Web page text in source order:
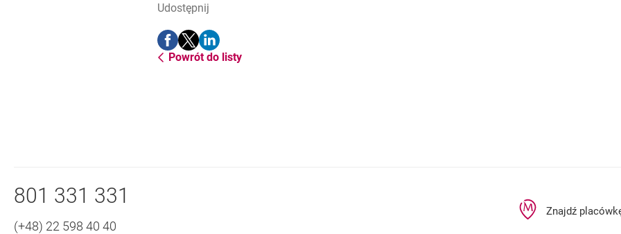
Udostępnij
Udostępnij-
otwiera się w nowej karcie
Udostępnij
otwiera się w nowej karcie
Udostępnij
otwiera się w nowej karcie
Powrót do listy
Nawigacja dolna
Zadzwoń do nas
801 331 331
(+48) 22 598 40 40
Znajdź